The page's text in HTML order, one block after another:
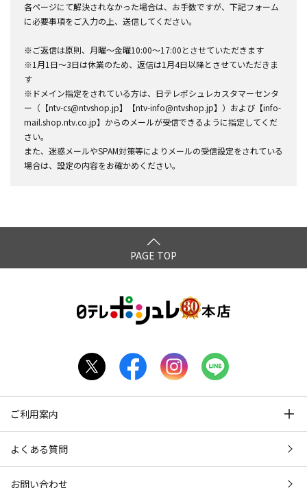
各ページにて解決されなかった場合は、お手数ですが、下記フォーム
に必要事項をご入力の上、送信してください。
※ご返信は原則、月曜～金曜10:00～17:00とさせていただきます
※1月1日～3日は休業のため、返信は1月4日以降とさせていただきま
す
※ドメイン指定をされている方は、日テレポシュレカスタマーセンタ
ー（【ntv-cs@ntvshop.jp】【ntv-info@ntvshop.jp】）および【info-
mail.shop.ntv.co.jp】からのメールが受信できるように指定してくだ
さい。
また、迷惑メールやSPAM対策等によりメールの受信設定をされている
場合は、設定の内容をお確かめください。
PAGE TOP
ご利用案内
よくある質問
お問い合わせ